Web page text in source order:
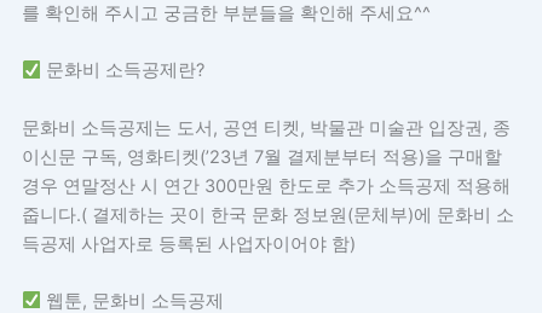
를 확인해 주시고 궁금한 부분들을 확인해 주세요^^
문화비 소득공제란?
문화비 소득공제는 도서, 공연 티켓, 박물관 미술관 입장권, 종
이신문 구독, 영화티켓(’23년 7월 결제분부터 적용)을 구매할
경우 연말정산 시 연간 300만원 한도로 추가 소득공제 적용해
줍니다.( 결제하는 곳이 한국 문화 정보원(문체부)에 문화비 소
득공제 사업자로 등록된 사업자이어야 함)
웹툰, 문화비 소득공제